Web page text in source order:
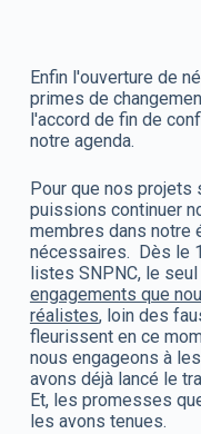
Enfin l'ouverture de
primes de
l'accord de fin de
notre agenda.
Pour que nos projets
puissions continuer
membres dans notre
nécessaires. Dès le
listes SNPNC, le
engagements que
réalistes, loin des
fleurissent en ce
nous engageons à
avons déjà lancé le
Et, les promesses
les avons tenues.